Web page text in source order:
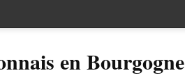
en Bourgogne